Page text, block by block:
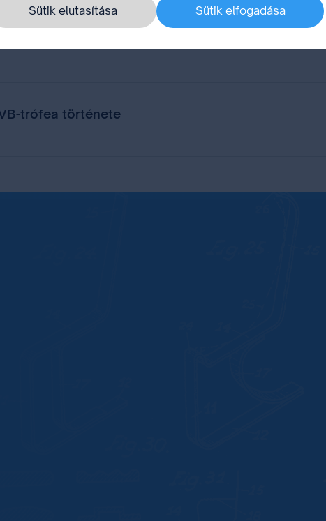
trófea története
Sütik elutasítása Sütik elfogadása